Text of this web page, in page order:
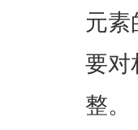
元素
要对
整。